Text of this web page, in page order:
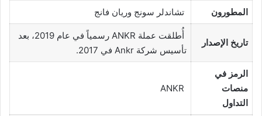
المطورون تشاندلر سونج وريان فانج
تاريخ الإصدار
أُطلقت عملة ANKR رسمياً في عام 2019، بعد
تأسيس شركة Ankr في 2017.
الرمز في
منصات
التداول